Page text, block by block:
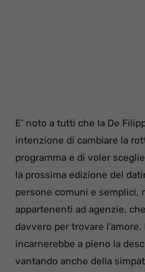
E’ noto a tutti che la De
intenzione di cambiare la
programma e di voler
la prossima edizione del
persone comuni e semplici,
appartenenti ad agenzie,
davvero per trovare l’amore.
incarnerebbe a pieno la
vantando anche della